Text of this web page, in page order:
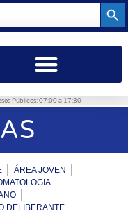
Públicos: 07:00 a 17:30
ÁREA JOVEN
DELIBERANTE